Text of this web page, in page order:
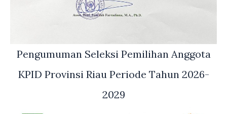
Pengumuman Seleksi Pemilihan Anggota
KPID Provinsi Riau Periode Tahun 2026-
2029